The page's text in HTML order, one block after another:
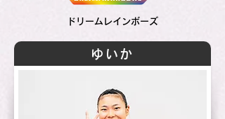
ドリームレインボーズ
ゆいか